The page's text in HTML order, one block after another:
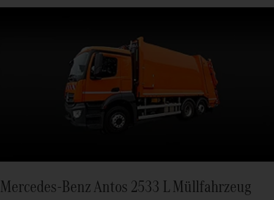
Mercedes-Benz Antos 2533 L Müllfahrzeug